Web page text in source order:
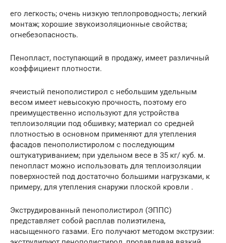
его легкость; очень низкую теплопроводность; легкий
монтаж; хорошие звукоизоляционные свойства;
огнебезопасность.
Пенопласт, поступающий в продажу, имеет различный
коэффициент плотности.
ячеистый пенополистирол с небольшим удельным
весом имеет невысокую прочность, поэтому его
преимущественно используют для устройства
теплоизоляции под обшивку; материал со средней
плотностью в основном применяют для утепления
фасадов пенополистиролом с последующим
оштукатуриванием; при удельном весе в 35 кг/ куб. м.
пенопласт можно использовать для теплоизоляции
поверхностей под достаточно большими нагрузками, к
примеру, для утепления снаружи плоской кровли .
Экструдированный пенополистирол (ЭППС)
представляет собой расплав полиэтилена,
насыщенного газами. Его получают методом экструзии: